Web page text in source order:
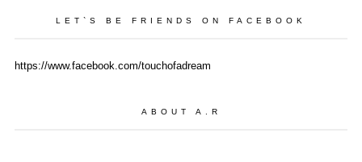
LET`S BE FRIENDS ON FACEBOOK
https://www.facebook.com/touchofadream
ABOUT A.R